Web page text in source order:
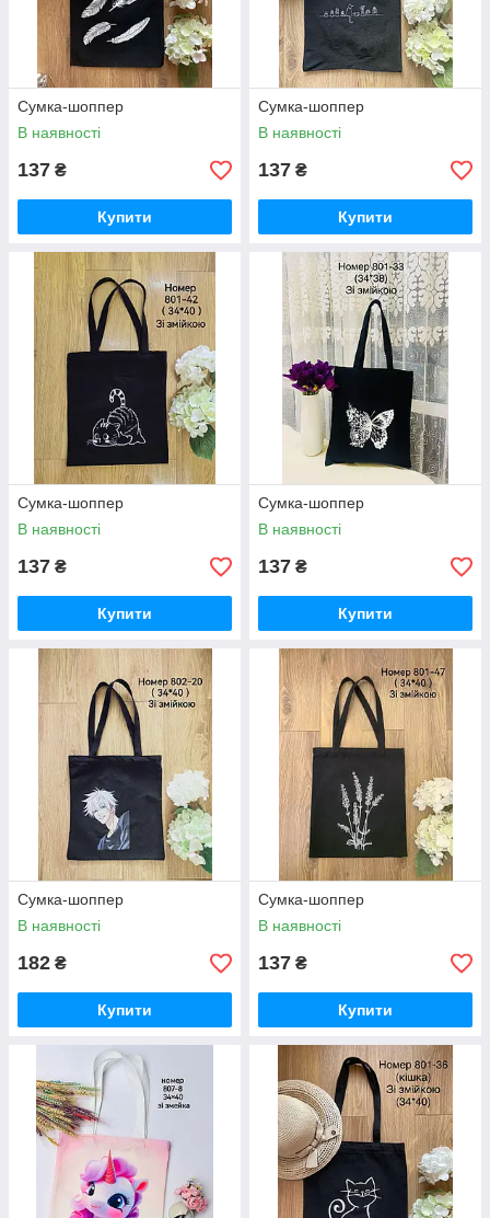
Сумка-шоппер
В наявності
137 ₴
Купити
Сумка-шоппер
В наявності
137 ₴
Купити
Сумка-шоппер
В наявності
137 ₴
Купити
Сумка-шоппер
В наявності
137 ₴
Купити
Сумка-шоппер
В наявності
182 ₴
Купити
Сумка-шоппер
В наявності
137 ₴
Купити